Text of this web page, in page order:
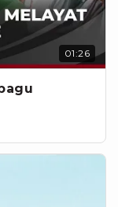
01:26